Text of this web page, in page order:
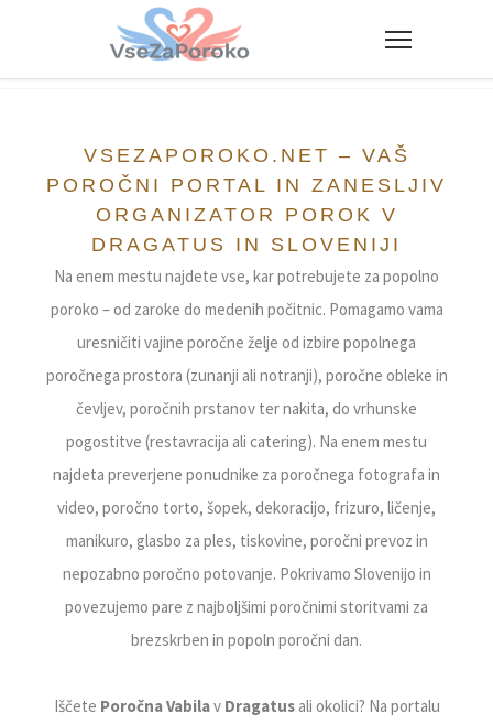
VSEZAPOROKO.NET – VAŠ
POROČNI PORTAL IN ZANESLJIV
ORGANIZATOR POROK V
DRAGATUS IN SLOVENIJI
Na enem mestu najdete vse, kar potrebujete za popolno
poroko – od zaroke do medenih počitnic. Pomagamo vama
uresničiti vajine poročne želje od izbire popolnega
poročnega prostora (zunanji ali notranji), poročne obleke in
čevljev, poročnih prstanov ter nakita, do vrhunske
pogostitve (restavracija ali catering). Na enem mestu
najdeta preverjene ponudnike za poročnega fotografa in
video, poročno torto, šopek, dekoracijo, frizuro, ličenje,
manikuro, glasbo za ples, tiskovine, poročni prevoz in
nepozabno poročno potovanje. Pokrivamo Slovenijo in
povezujemo pare z najboljšimi poročnimi storitvami za
brezskrben in popoln poročni dan.
Iščete Poročna Vabilav Dragatusali okolici? Na portalu